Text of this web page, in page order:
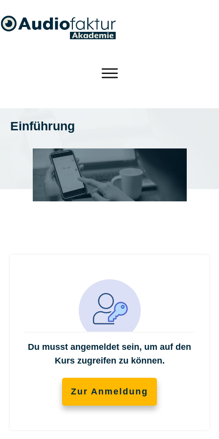
Einführung
Du musst angemeldet sein, um auf den
Kurs zugreifen zu können.
Zur Anmeldung